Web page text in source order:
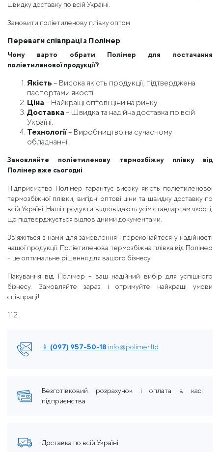
швидку доставку по всій Україні.
Замовити поліетиленову плівку оптом
Переваги співпраці з Полімер
Чому варто обрати Полімер для постачання
поліетиленової продукції?
Якість – Висока якість продукції, підтверджена
паспортами якості.
Ціна – Найкращі оптові ціни на ринку.
Доставка – Швидка та надійна доставка по всій
Україні.
Технології– Виробництво на сучасному
обладнанні.
Замовляйте поліетиленову термозбіжну плівку від
Полімер вже сьогодні
Підприємство Полімер гарантує високу якість поліетиленової
термозбіжної плівки, вигідні оптові ціни та швидку доставку по
всій Україні. Наші продукти відповідають усім стандартам якості,
що підтверджується відповідними документами.
Зв’яжіться з нами для замовлення і переконайтеся у надійності
нашої продукції. Поліетиленова термозбіжна плівка від Полімер
– це оптимальне рішення для вашого бізнесу.
Пакування від Полімер – ваш надійний вибір для успішного
бізнесу. Замовляйте зараз і отримуйте найкращі умови
співпраці!
112
📱 (097) 957-50-18 info@polimer.ltd
Безготівковий розрахунок і оплата в касі
підприємства
Доставка по всій Україні